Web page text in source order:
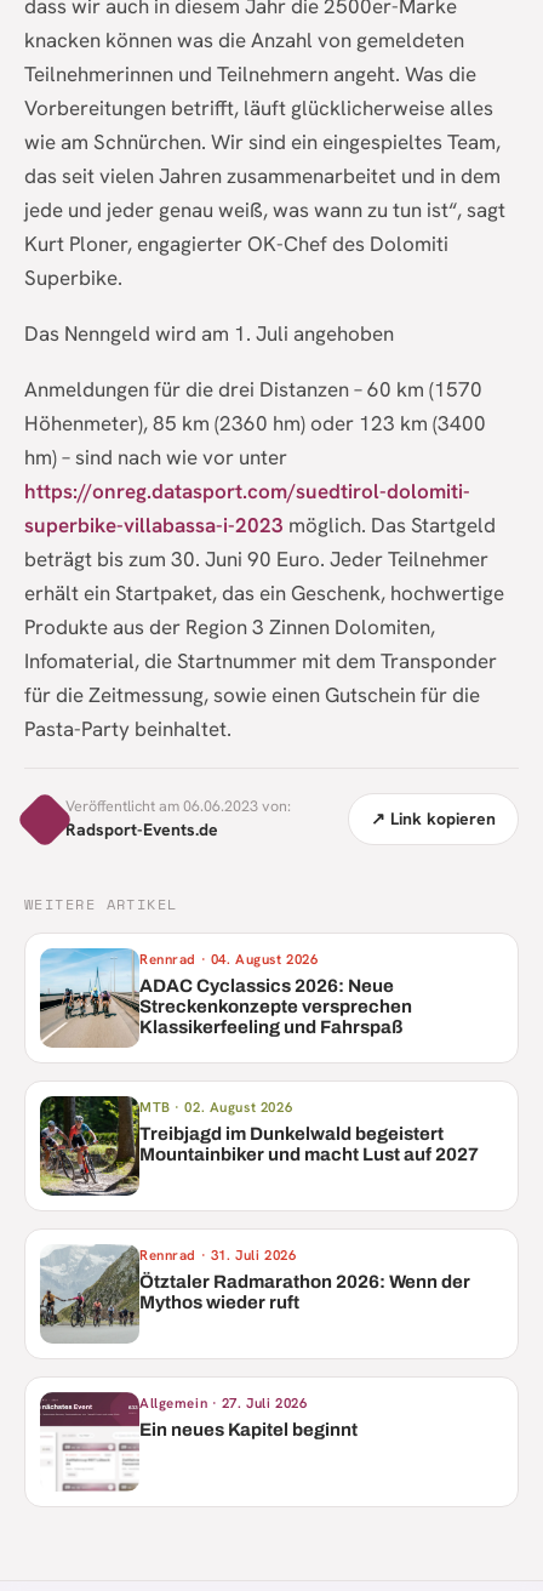
dass wir auch in diesem Jahr die 2500er-Marke
knacken können was die Anzahl von gemeldeten
Teilnehmerinnen und Teilnehmern angeht. Was die
Vorbereitungen betrifft, läuft glücklicherweise alles
wie am Schnürchen. Wir sind ein eingespieltes Team,
das seit vielen Jahren zusammenarbeitet und in dem
jede und jeder genau weiß, was wann zu tun ist“, sagt
Kurt Ploner, engagierter OK-Chef des Dolomiti
Superbike.
Das Nenngeld wird am 1. Juli angehoben
Anmeldungen für die drei Distanzen – 60 km (1570
Höhenmeter), 85 km (2360 hm) oder 123 km (3400
hm) – sind nach wie vor unter
https://onreg.datasport.com/suedtirol-dolomiti-
superbike-villabassa-i-2023 möglich. Das Startgeld
beträgt bis zum 30. Juni 90 Euro. Jeder Teilnehmer
erhält ein Startpaket, das ein Geschenk, hochwertige
Produkte aus der Region 3 Zinnen Dolomiten,
Infomaterial, die Startnummer mit dem Transponder
für die Zeitmessung, sowie einen Gutschein für die
Pasta-Party beinhaltet.
Veröffentlicht am 06.06.2023 von:
Radsport-Events.de ↗ Link kopieren
WEITERE ARTIKEL
Rennrad · 04. August 2026
ADAC Cyclassics 2026: Neue
Streckenkonzepte versprechen
Klassikerfeeling und Fahrspaß
MTB ·02. August 2026
Treibjagd im Dunkelwald begeistert
Mountainbiker und macht Lust auf 2027
Rennrad · 31. Juli 2026
Ötztaler Radmarathon 2026: Wenn der
Mythos wieder ruft
Allgemein · 27. Juli 2026
Ein neues Kapitel beginnt